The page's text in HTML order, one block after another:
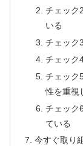
チェック
いる
チェック
チェック
チェック
性を重視
チェック
ている
今すぐ取り